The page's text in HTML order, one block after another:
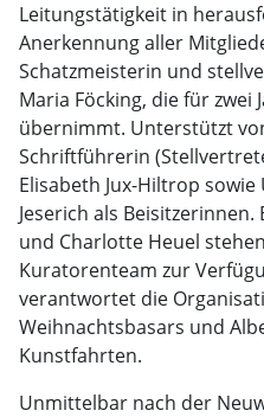
Leitungstätigkeit in
Anerkennung aller
Schatzmeisterin und
Maria Föcking, die für zwei
übernimmt. Unterstützt
Schriftführerin
Elisabeth Jux-Hiltrop
Jeserich als
und Charlotte Heuel
Kuratorenteam zur
verantwortet die
Weihnachtsbasars und
Kunstfahrten.
Unmittelbar nach der